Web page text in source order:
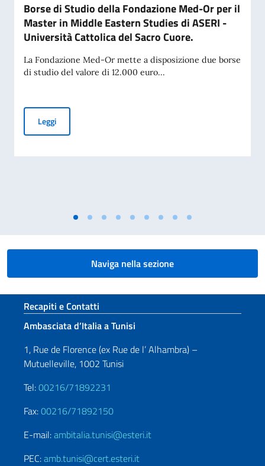
Borse di Studio della Fondazione Med-Or per il
Master in Middle Eastern Studies di ASERI -
Università Cattolica del Sacro Cuore.
La Fondazione Med-Or mette a disposizione due borse
di studio del valore di 12.000 euro...
LeggiBorse di Studio della Fondazione Med-Or per il Master in
Naviga nella sezione
Sezione footer
Recapiti e Contatti
Ambasciata d’Italia a Tunisi
1, Rue de Florence (ex Rue de l’ Alhambra) –
Mutuelleville, 1002 Tunisi
Tel:00216/71892231
Fax:00216/71892150
E-mail:ambitalia.tunisi@esteri.it
PEC:amb.tunisi@cert.esteri.it